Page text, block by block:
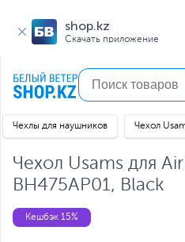
shop.kz
Скачать приложение
Чехлы для наушников Чехол
Чехол Usams для
BH475AP01, Black
Кешбэк 15%